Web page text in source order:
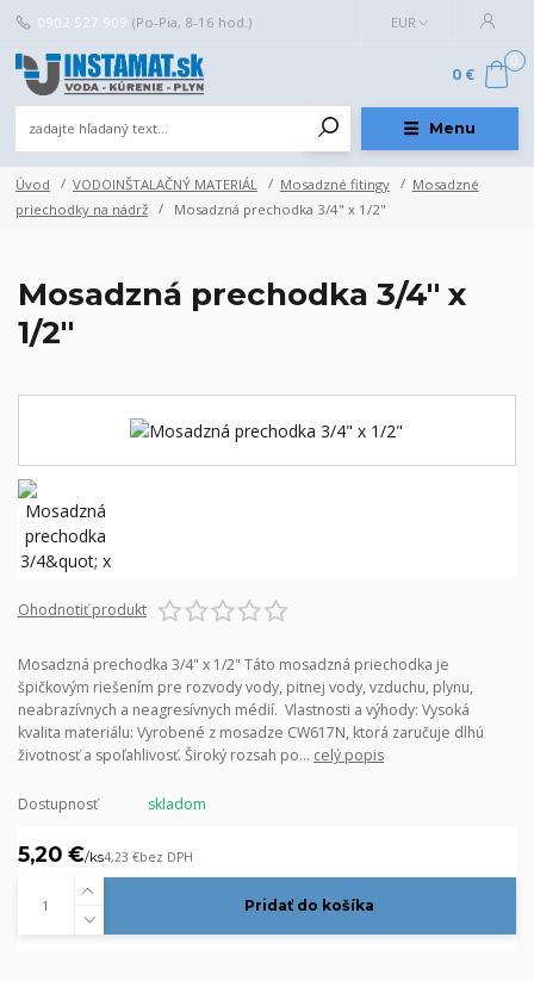
Menu
EUR
0902 527 909 (Po-Pia, 8-16 hod.)
0
0 €
Úvod VODOINŠTALAČNÝ MATERIÁL Mosadzné fitingy
Mosadzné
priechodky na nádrž
Mosadzná prechodka 3/4" x 1/2"
Mosadzná prechodka 3/4" x
1/2"
Ohodnotiť produkt
Mosadzná prechodka 3/4" x 1/2" Táto mosadzná priechodka je
špičkovým riešením pre rozvody vody, pitnej vody, vzduchu, plynu,
neabrazívnych a neagresívnych médií. Vlastnosti a výhody: Vysoká
kvalita materiálu: Vyrobené z mosadze CW617N, ktorá zaručuje dlhú
životnosť a spoľahlivosť. Široký rozsah po... celý popis
Dostupnosť skladom
5,20 €/ks4,23 €bez DPH
Pridať do košíka